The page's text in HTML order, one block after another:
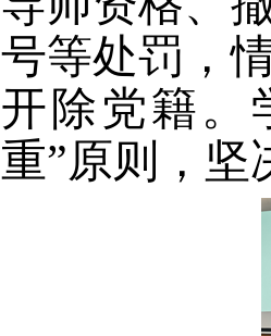
号等处罚，
开除党籍。
重”原则，坚